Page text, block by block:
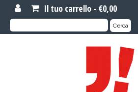
Il tuo carrello - €0,00
Cerca: Cerca